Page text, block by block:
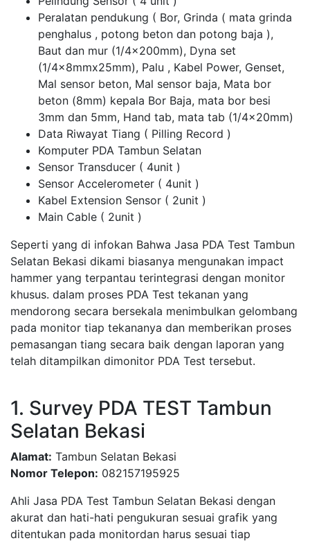
Peralatan pendukung ( Bor, Grinda ( mata grinda
penghalus , potong beton dan potong baja ),
Baut dan mur (1/4x200mm), Dyna set
(1/4x8mmx25mm), Palu , Kabel Power, Genset,
Mal sensor beton, Mal sensor baja, Mata bor
beton (8mm) kepala Bor Baja, mata bor besi
3mm dan 5mm, Hand tab, mata tab (1/4x20mm)
Data Riwayat Tiang ( Pilling Record )
Komputer PDA Tambun Selatan
Sensor Transducer ( 4unit )
Sensor Accelerometer ( 4unit )
Kabel Extension Sensor ( 2unit )
Main Cable ( 2unit )
Seperti yang di infokan Bahwa Jasa PDA Test Tambun
Selatan Bekasi dikami biasanya mengunakan impact
hammer yang terpantau terintegrasi dengan monitor
khusus. dalam proses PDA Test tekanan yang
mendorong secara bersekala menimbulkan gelombang
pada monitor tiap tekananya dan memberikan proses
pemasangan tiang secara baik dengan laporan yang
telah ditampilkan dimonitor PDA Test tersebut.
1. Survey PDA TEST Tambun
Selatan Bekasi
Alamat: Tambun Selatan Bekasi
Nomor Telepon: 082157195925
Ahli Jasa PDA Test Tambun Selatan Bekasi dengan
akurat dan hati-hati pengukuran sesuai grafik yang
ditentukan pada monitordan harus sesuai tiap